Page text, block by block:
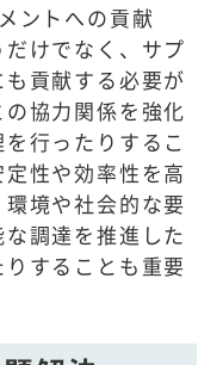
ントへの貢献
けでなく、サプ
貢献する必要が
協力関係を強化
行ったりするこ
性や効率性を高
境や社会的な要
調達を推進した
することも重要